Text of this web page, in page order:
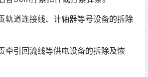
轨道连接线、计轴器等号设备的拆除
牵引回流线等供电设备的拆除及恢